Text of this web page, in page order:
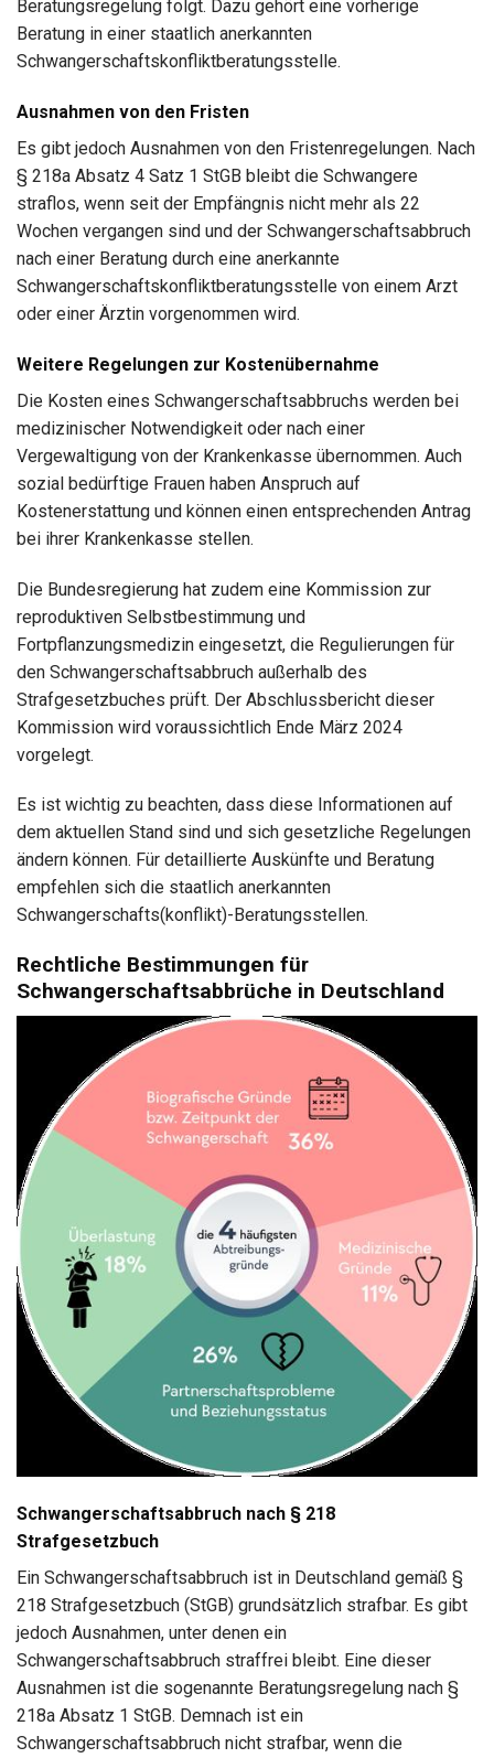
Beratungsregelung folgt. Dazu gehört eine vorherige
Beratung in einer staatlich anerkannten
Schwangerschaftskonfliktberatungsstelle.
Ausnahmen von den Fristen
Es gibt jedoch Ausnahmen von den Fristenregelungen. Nach
§ 218a Absatz 4 Satz 1 StGB bleibt die Schwangere
straflos, wenn seit der Empfängnis nicht mehr als 22
Wochen vergangen sind und der Schwangerschaftsabbruch
nach einer Beratung durch eine anerkannte
Schwangerschaftskonfliktberatungsstelle von einem Arzt
oder einer Ärztin vorgenommen wird.
Weitere Regelungen zur Kostenübernahme
Die Kosten eines Schwangerschaftsabbruchs werden bei
medizinischer Notwendigkeit oder nach einer
Vergewaltigung von der Krankenkasse übernommen. Auch
sozial bedürftige Frauen haben Anspruch auf
Kostenerstattung und können einen entsprechenden Antrag
bei ihrer Krankenkasse stellen.
Die Bundesregierung hat zudem eine Kommission zur
reproduktiven Selbstbestimmung und
Fortpflanzungsmedizin eingesetzt, die Regulierungen für
den Schwangerschaftsabbruch außerhalb des
Strafgesetzbuches prüft. Der Abschlussbericht dieser
Kommission wird voraussichtlich Ende März 2024
vorgelegt.
Es ist wichtig zu beachten, dass diese Informationen auf
dem aktuellen Stand sind und sich gesetzliche Regelungen
ändern können. Für detaillierte Auskünfte und Beratung
empfehlen sich die staatlich anerkannten
Schwangerschafts(konflikt)-Beratungsstellen.
Rechtliche Bestimmungen für
Schwangerschaftsabbrüche in Deutschland
Schwangerschaftsabbruch nach § 218
Strafgesetzbuch
Ein Schwangerschaftsabbruch ist in Deutschland gemäß §
218 Strafgesetzbuch (StGB) grundsätzlich strafbar. Es gibt
jedoch Ausnahmen, unter denen ein
Schwangerschaftsabbruch straffrei bleibt. Eine dieser
Ausnahmen ist die sogenannte Beratungsregelung nach §
218a Absatz 1 StGB. Demnach ist ein
Schwangerschaftsabbruch nicht strafbar, wenn die